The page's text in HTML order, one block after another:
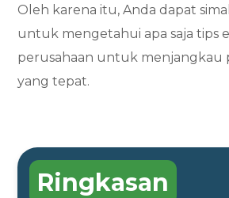
Oleh karena itu, Anda dapat
untuk mengetahui apa saja tips
perusahaan untuk menjangkau
yang tepat.
Ringkasan